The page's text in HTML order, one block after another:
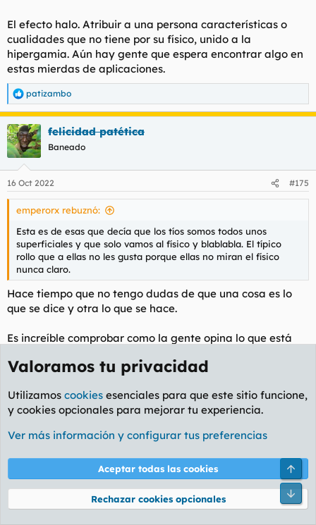
supuesta afinidad de gustos que ni está ni se le espera, y
rechazan a tíos normales con los que podrían compartir
aficiones por doquier y ser medianamente felices y tener
alguien que les complemente.
Cómo ya se dijo en otro hilo y bien expresado aquí, prefieren
quedarse solas. Luego vienen los ataques de ansiedad y
Diazepam en vena.
El efecto halo. Atribuir a una persona características o
cualidades que no tiene por su físico, unido a la
hipergamia. Aún hay gente que espera encontrar algo en
estas mierdas de aplicaciones.
R
e
a
c
c
i
e
s
patizambo
felicidad patética
Baneado
16 Oct 2022 #175
emperorx rebuznó:
Esta es de esas que decía que los tíos somos todos unos
superficiales y que solo vamos al físico y blablabla. El típico
rollo que a ellas no les gusta porque ellas no miran el físico
nunca claro.
Hace tiempo que no tengo dudas de que una cosa es lo
que se dice y otra lo que se hace.
Es increíble comprobar como la gente opina lo que está
tías no son superficiales, que mola ser de izquierdas, etc.
demuestran lo contrario.
un chico que le entraba por los ojos le soltaba un piropo
era un "mira que cosa mas bonita me dijo" y si el que le
soltaba el piroro era un feto comentaba "mira lo que me
ha dicho el salido y baboso este". Cuando le comenté que
si que le gustase o no dependía de si le parecía atractivo
Valoramos tu privacidad
Utilizamos cookies esenciales para que este sitio funcione,
y cookies opcionales para mejorar tu experiencia.
Ver más información y configurar tus preferencias
Aceptar todas las cookies
Rechazar cookies opcionales
Pie